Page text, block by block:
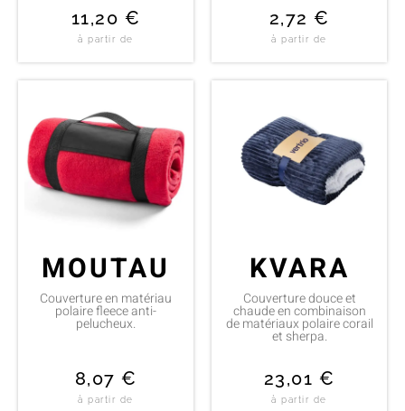
11,20 €
à partir de
2,72 €
à partir de
MOUTAU
Couverture en matériau
polaire fleece anti-
pelucheux.
8,07 €
à partir de
KVARA
Couverture douce et
chaude en combinaison
de matériaux polaire corail
et sherpa.
23,01 €
à partir de